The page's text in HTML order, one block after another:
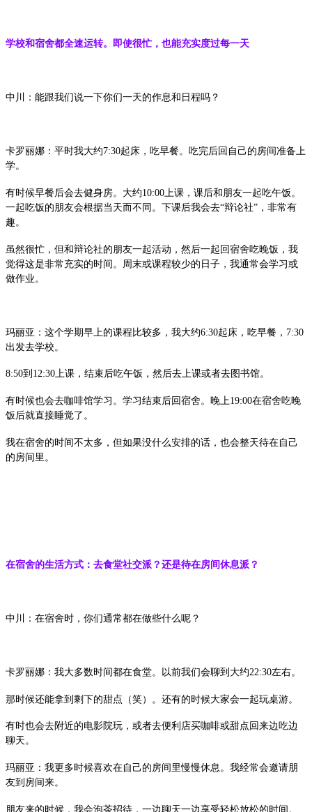
学校和宿舍都全速运转。即使很忙，也能充实度过每一天
中川：能跟我们说一下你们一天的作息和日程吗？
卡罗丽娜：平时我大约7:30起床，吃早餐。吃完后回自己的房间准备上
学。
有时候早餐后会去健身房。大约10:00上课，课后和朋友一起吃午饭。
一起吃饭的朋友会根据当天而不同。下课后我会去“辩论社”，非常有
趣。
虽然很忙，但和辩论社的朋友一起活动，然后一起回宿舍吃晚饭，我
觉得这是非常充实的时间。周末或课程较少的日子，我通常会学习或
做作业。
玛丽亚：这个学期早上的课程比较多，我大约6:30起床，吃早餐，7:30
出发去学校。
8:50到12:30上课，结束后吃午饭，然后去上课或者去图书馆。
有时候也会去咖啡馆学习。学习结束后回宿舍。晚上19:00在宿舍吃晚
饭后就直接睡觉了。
我在宿舍的时间不太多，但如果没什么安排的话，也会整天待在自己
的房间里。
在宿舍的生活方式：去食堂社交派？还是待在房间休息派？
中川：在宿舍时，你们通常都在做些什么呢？
卡罗丽娜：我大多数时间都在食堂。以前我们会聊到大约22:30左右。
那时候还能拿到剩下的甜点（笑）。还有的时候大家会一起玩桌游。
有时也会去附近的电影院玩，或者去便利店买咖啡或甜点回来边吃边
聊天。
玛丽亚：我更多时候喜欢在自己的房间里慢慢休息。我经常会邀请朋
友到房间来。
朋友来的时候，我会泡茶招待，一边聊天一边享受轻松放松的时间。